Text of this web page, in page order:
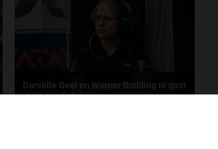
Daniëlle Geel en Werner Budding te gast
in F1 aan Tafel